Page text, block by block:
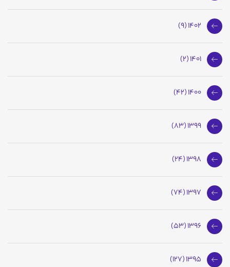
1402 (9)
1401 (2)
1400 (42)
1399 (83)
1398 (24)
1397 (74)
1396 (53)
1395 (127)